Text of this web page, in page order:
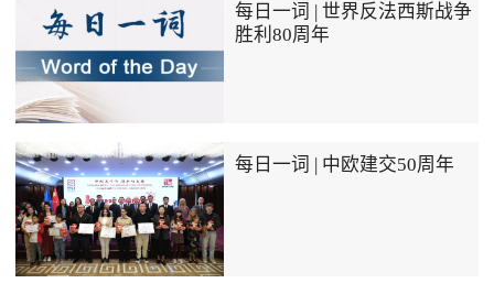
每日一词 | 世界反法西斯战争
胜利80周年
每日一词 | 中欧建交50周年